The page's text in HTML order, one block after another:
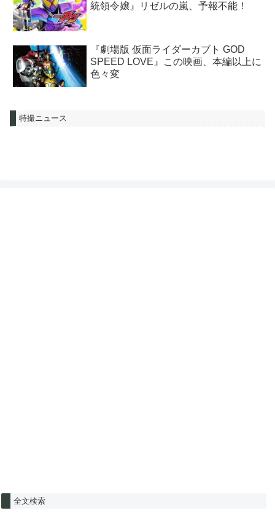
統領令嬢』リゼルの嵐、予報不能！
『劇場版 仮面ライダーカブト GOD
SPEED LOVE』この映画、本編以上に
色々変
特撮ニュース
全文検索